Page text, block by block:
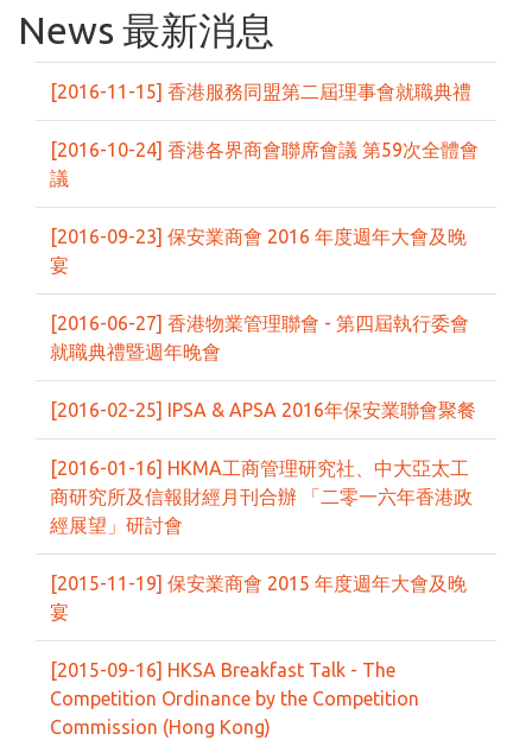
News 最新消息
[2016-11-15] 香港服務同盟第二屆理事會就職典禮
[2016-10-24] 香港各界商會聯席會議 第59次全體會
議
[2016-09-23] 保安業商會 2016 年度週年大會及晚
宴
[2016-06-27] 香港物業管理聯會 - 第四屆執行委會
就職典禮暨週年晚會
[2016-02-25] IPSA & APSA 2016年保安業聯會聚餐
[2016-01-16] HKMA工商管理研究社、中大亞太工
商研究所及信報財經月刊合辦 「二零一六年香港政
經展望」研討會
[2015-11-19] 保安業商會 2015 年度週年大會及晚
宴
[2015-09-16] HKSA Breakfast Talk - The
Competition Ordinance by the Competition
Commission (Hong Kong)